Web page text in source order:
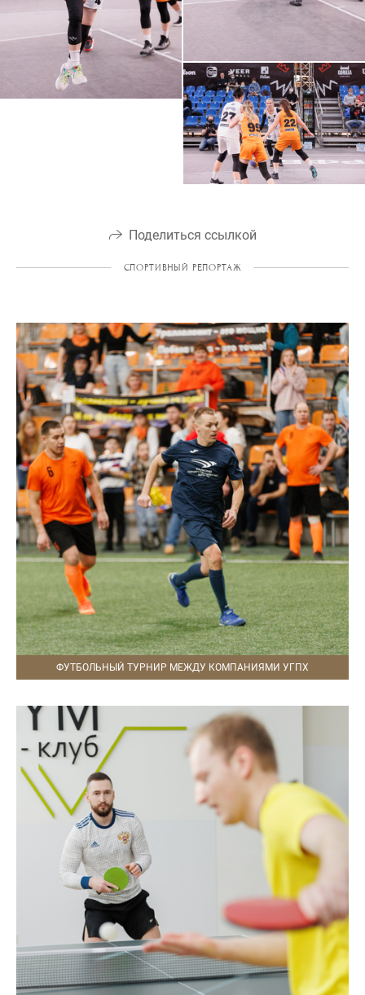
Поделиться ссылкой
СПОРТИВНЫЙ РЕПОРТАЖ
ФУТБОЛЬНЫЙ ТУРНИР МЕЖДУ КОМПАНИЯМИ УГПХ